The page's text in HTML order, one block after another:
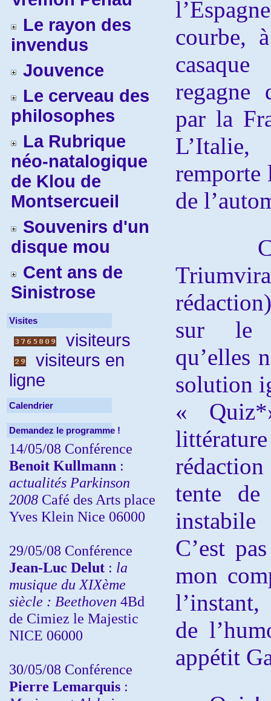
Le rayon des
invendus
Jouvence
Le cerveau des
philosophes
La Rubrique
néo-natalogique
de Klou de
Montsercueil
Souvenirs d'un
disque mou
Cent ans de
Sinistrose
Visites
visiteurs
visiteurs en
ligne
Calendrier
Demandez le programme !
14/05/08 Conférence
Benoit Kullmann :
actualités Parkinson
2008 Café des Arts place
Yves Klein Nice 06000
29/05/08 Conférence
Jean-Luc Delut : la
musique du XIXème
siècle : Beethoven 4Bd
de Cimiez le Majestic
NICE 06000
30/05/08 Conférence
Pierre Lemarquis :
courbe,
regagne
par la
remporte
de
sur le
qu’elles
solution
«
rédaction
tente
C’est
mon
l’instant,
de
appétit